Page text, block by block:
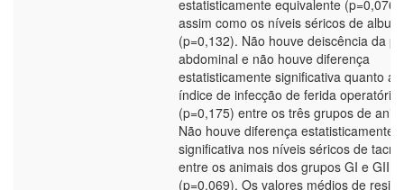
estatisticamente equivalente (p=0,076),
assim como os níveis séricos de
(p=0,132). Não houve deiscência da
abdominal e não houve diferença
estatisticamente significativa quanto ao
índice de infecção de ferida operatória
(p=0,175) entre os três grupos de
Não houve diferença estatisticamente
significativa nos níveis séricos de
entre os animais dos grupos GI e GII
(p=0,069). Os valores médios de